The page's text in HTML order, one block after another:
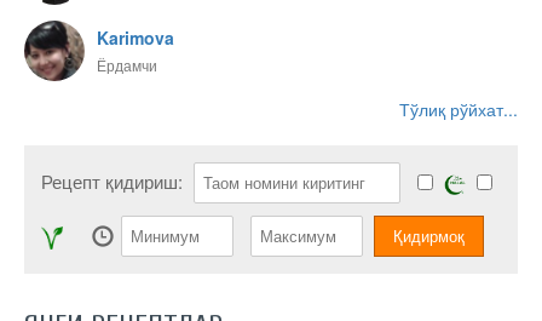
Karimova
Ёрдамчи
Тўлиқ рўйхат...
Рецепт қидириш: